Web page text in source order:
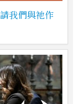
我們與祂作